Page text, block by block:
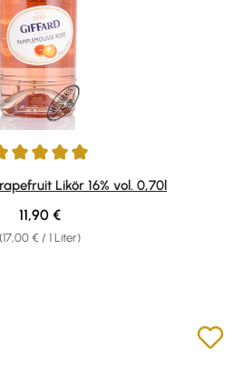
von 5 von 5 Sternen
Likör 16% vol. 0,70l
(17,00 € / 1 Liter)
Regulärer Preis:
11,90 €